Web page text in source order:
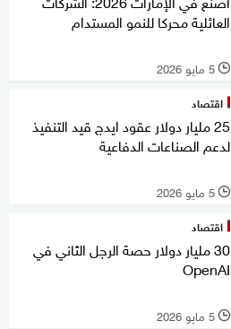
العائلية محركا للنمو المستدام
l 5 مايو 2026
اقتصاد
25 مليار دولار عقود ايدج قيد التنفيذ
لدعم الصناعات الدفاعية
l 5 مايو 2026
اقتصاد
30 مليار دولار حصة الرجل الثاني في
OpenAI
l 5 مايو 2026